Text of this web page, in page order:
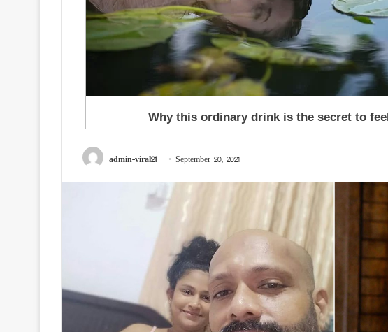
admin-viral21 September 20, 2021